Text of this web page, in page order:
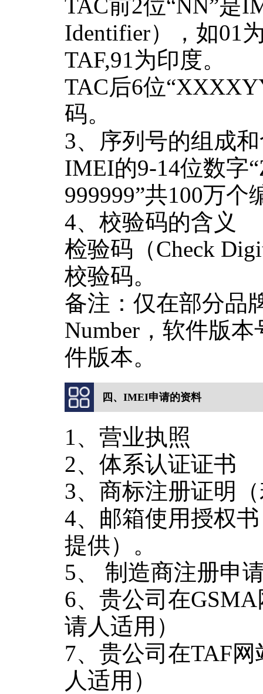
TAC前2位“NN”是
Identifier），如01
TAF,91为印度。
TAC后6位
码。
3、序列号的组成
IMEI的9-14位数字
999999”共100万个
4、校验码的含义
检验码（Check
校验码。
备注：仅在部分品
Number，软件版
件版本。
四、IMEI申请的资料
1、营业执照
2、体系认证证书
3、商标注册证明
4、邮箱使用授权
提供）。
5、 制造商注册申
6、贵公司在
请人适用）
7、贵公司在TAF
人适用）